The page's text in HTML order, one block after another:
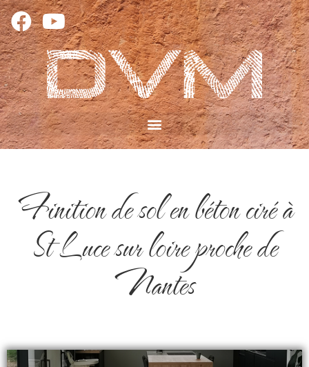
Finition de sol en béton ciré à
St Luce sur loire proche de
Nantes